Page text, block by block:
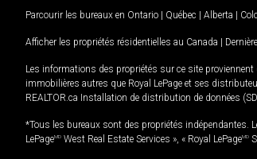
Parcourir les bureaux en Ontario | Québec | Alberta |
Afficher les propriétés résidentielles au Canada |
Les informations des propriétés sur ce site
immobilières autres que Royal LePage et ses
REALTOR.ca Installation de distribution de données
*Tous les bureaux sont des propriétés indépendantes.
LePageMD West Real Estate Services », « Royal LePageMD